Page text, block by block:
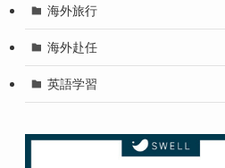
海外旅行
海外赴任
英語学習